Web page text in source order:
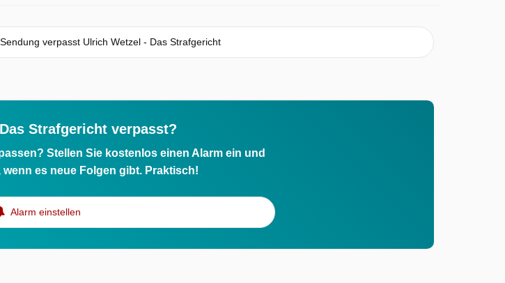
Sendung verpasst Ulrich Wetzel - Das Strafgericht
Strafgericht verpasst?
Stellen Sie kostenlos einen Alarm ein und
wenn es neue Folgen gibt. Praktisch!
Alarm einstellen